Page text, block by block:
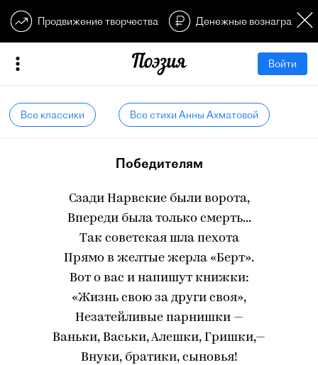
Продвижение творчества Денежные
Войти
Все классики Все стихи Анны Ахматовой
Победителям
Сзади Нарвские были ворота,
Впереди была только смерть...
Так советская шла пехота
Прямо в желтые жерла «Берт».
Вот о вас и напишут книжки:
«Жизнь свою за други своя»,
Незатейливые парнишки —
Ваньки, Васьки, Алешки, Гришки,—
Внуки, братики, сыновья!